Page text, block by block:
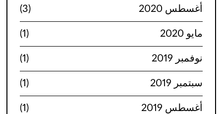
أغسطس 2020 (3)
مايو 2020 (1)
نوفمبر 2019 (1)
سبتمبر 2019 (1)
أغسطس 2019 (1)